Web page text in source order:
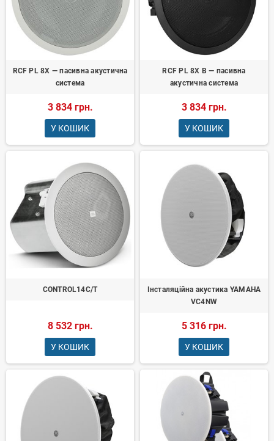
RCF PL 8X — пасивна акустична
система
3 834 грн.
У КОШИК
RCF PL 8X B — пасивна
акустична система
3 834 грн.
У КОШИК
CONTROL14C/T
8 532 грн.
У КОШИК
Інсталяційна акустика YAMAHA
VC4NW
5 316 грн.
У КОШИК